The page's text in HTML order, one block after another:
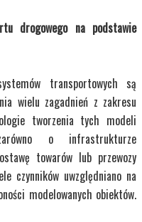
drogowego na podstawie
transportowych są
wielu zagadnień z zakresu
tworzenia tych modeli
o infrastrukturze
towarów lub przewozy
czynników uwzględniano na
modelowanych obiektów.